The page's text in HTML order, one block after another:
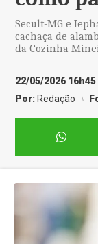
Secult-MG e
cachaça de
da Cozinha
22/05/2026 16h45
Por: Redação